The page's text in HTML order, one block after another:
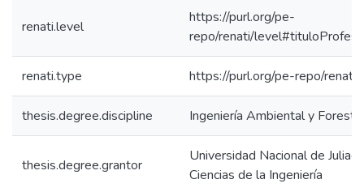
renati.level
https://purl.org/pe-
repo/renati/
renati.type https://purl.org/pe-repo/
thesis.degree.discipline Ingeniería Ambiental y Forestal
thesis.degree.grantor
Universidad Nacional de
Ciencias de la Ingeniería